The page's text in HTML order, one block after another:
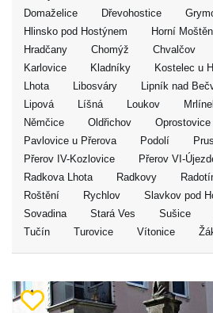
Domaželice
Dřevohostice
Hlinsko pod Hostýnem
Horní
Hradčany
Chomýž Chvalčov
Karlovice
Kladníky Kostelec u
Lhota
Libosváry
Lipník nad
Lipová
Líšná Loukov
Němčice
Oldřichov Oprostovice
Pavlovice u Přerova
Podolí
Přerov IV-Kozlovice
Přerov VI-
Radkova Lhota
Radkovy
Roštění
Rychlov Slavkov pod
Sovadina
Stará Ves Sušice
Tučín
Turovice Vítonice